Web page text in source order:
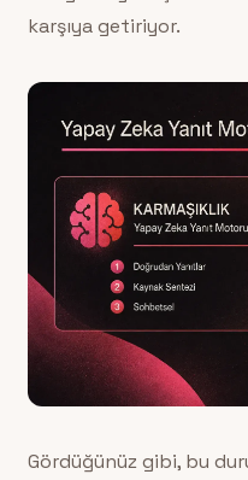
karşıya getiriyor.
Gördüğünüz gibi, bu